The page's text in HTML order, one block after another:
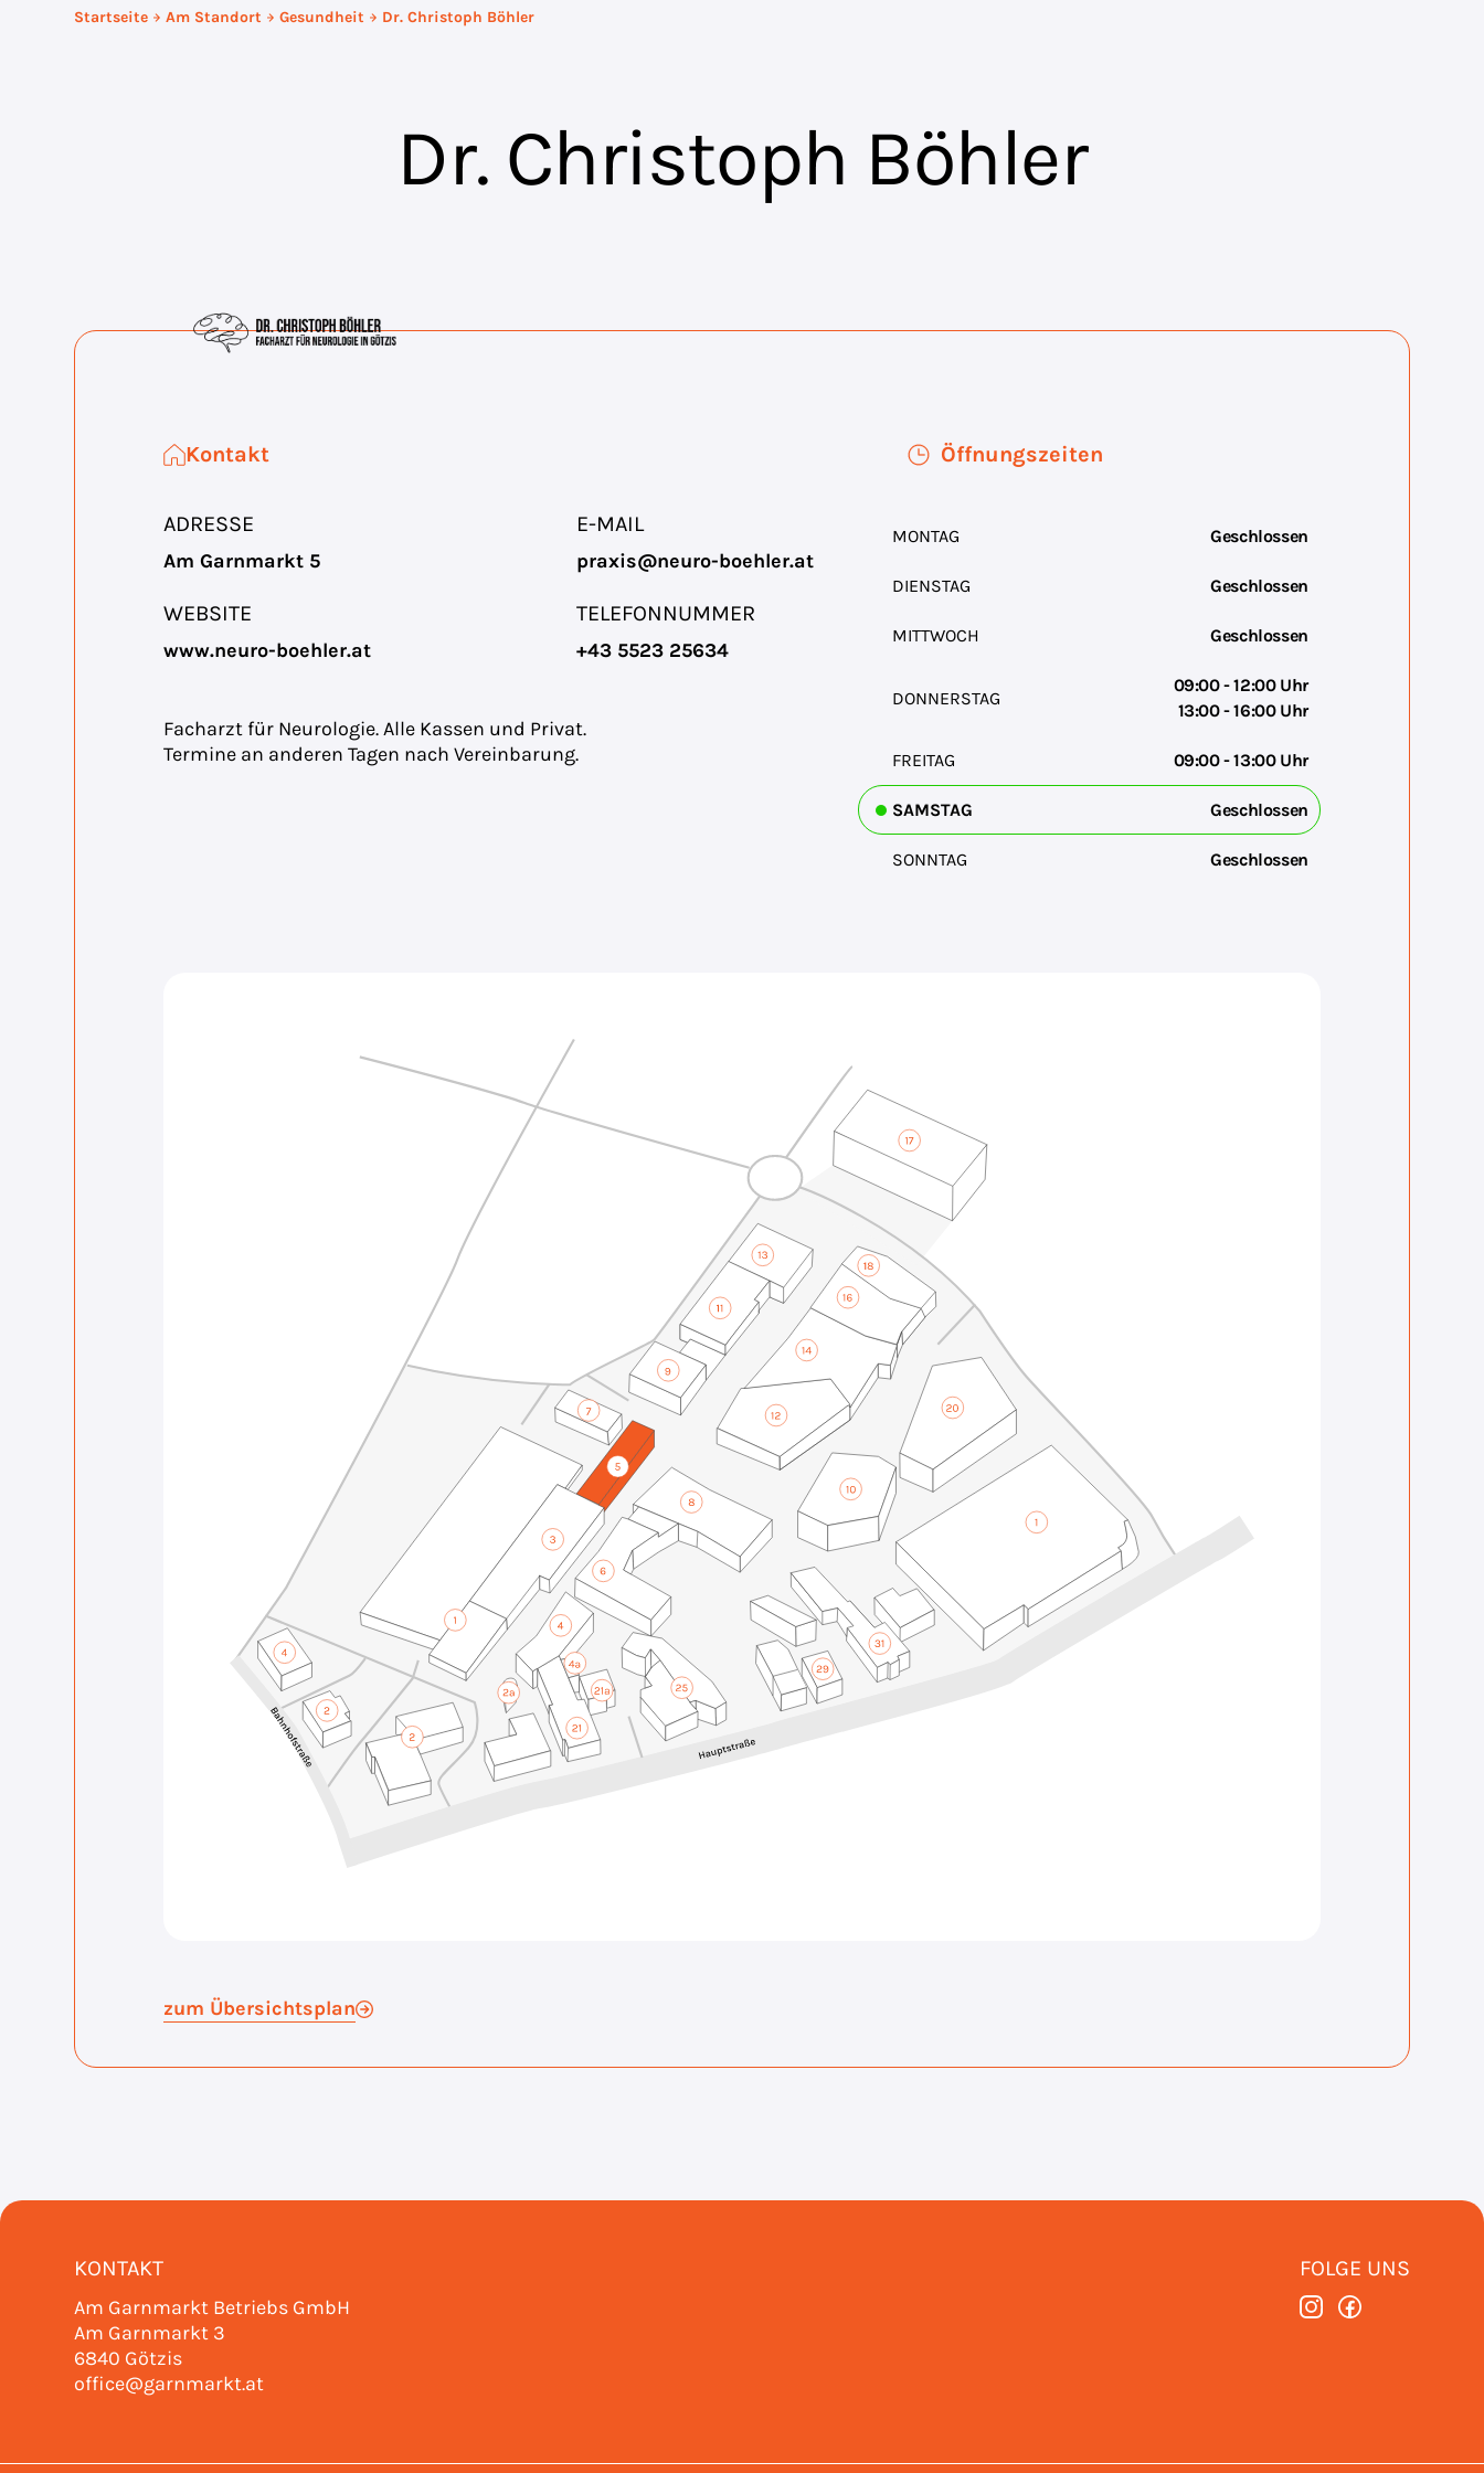
Startseite Am Standort Gesundheit Dr. Christoph Böhler
Dr. Christoph Böhler
Kontakt
ADRESSE
Am Garnmarkt 5
WEBSITE
www.neuro-boehler.at
E-MAIL
praxis@neuro-boehler.at
TELEFONNUMMER
+43 5523 25634
Facharzt für Neurologie. Alle Kassen und Privat.
Termine an anderen Tagen nach Vereinbarung.
Öffnungszeiten
MONTAG Geschlossen
DIENSTAG Geschlossen
MITTWOCH Geschlossen
DONNERSTAG
09:00 - 12:00 Uhr
13:00 - 16:00 Uhr
FREITAG 09:00 - 13:00 Uhr
SAMSTAG Geschlossen
SONNTAG Geschlossen
zum Übersichtsplan
KONTAKT
Am Garnmarkt Betriebs GmbH
Am Garnmarkt 3
6840 Götzis
office@garnmarkt.at
FOLGE UNS